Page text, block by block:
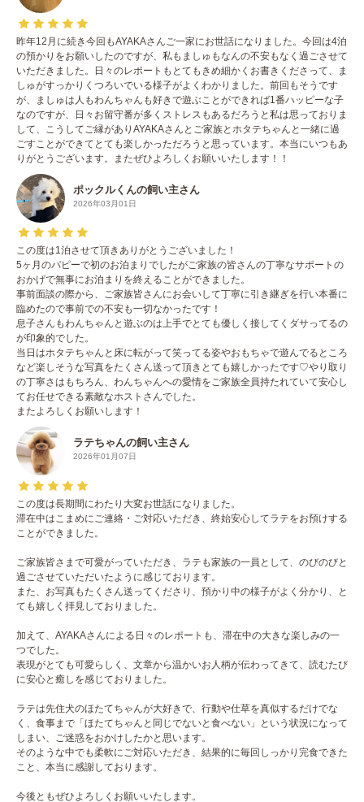
昨年12月に続き今回もAYAKAさんご一家にお世話になりました。今回は4泊
の預かりをお願いしたのですが、私もましゅもなんの不安もなく過ごさせて
いただきました。日々のレポートもとてもきめ細かくお書きくださって、ま
しゅがすっかりくつろいでいる様子がよくわかりました。前回もそうです
が、ましゅは人もわんちゃんも好きで遊ぶことができれば1番ハッピーな子
なのですが、日々お留守番が多くストレスもあるだろうと私は思っておりま
して、こうしてご縁がありAYAKAさんとご家族とホタテちゃんと一緒に過
ごすことができてとても楽しかっただろうと思っています。本当にいつもあ
りがとうございます。またぜひよろしくお願いいたします！！
ポックルくんの飼い主さん
2026年03月01日
この度は1泊させて頂きありがとうございました！
5ヶ月のパピーで初のお泊まりでしたがご家族の皆さんの丁寧なサポートの
おかげで無事にお泊まりを終えることができました。
事前面談の際から、ご家族皆さんにお会いして丁寧に引き継ぎを行い本番に
臨めたので事前での不安も一切なかったです！
息子さんもわんちゃんと遊ぶのは上手でとても優しく接してくダサってるの
が印象的でした。
当日はホタテちゃんと床に転がって笑ってる姿やおもちゃで遊んでるところ
など楽しそうな写真をたくさん送って頂きとても嬉しかったです♡やり取り
の丁寧さはもちろん、わんちゃんへの愛情をご家族全員持たれていて安心し
てお任せできる素敵なホストさんでした。
またよろしくお願いします！
ラテちゃんの飼い主さん
2026年01月07日
この度は長期間にわたり大変お世話になりました。
滞在中はこまめにご連絡・ご対応いただき、終始安心してラテをお預けする
ことができました。
ご家族皆さまで可愛がっていただき、ラテも家族の一員として、のびのびと
過ごさせていただいたように感じております。
また、お写真もたくさん送ってくださり、預かり中の様子がよく分かり、と
ても嬉しく拝見しておりました。
加えて、AYAKAさんによる日々のレポートも、滞在中の大きな楽しみの一
つでした。
表現がとても可愛らしく、文章から温かいお人柄が伝わってきて、読むたび
に安心と癒しを感じておりました。
ラテは先住犬のほたてちゃんが大好きで、行動や仕草を真似するだけでな
く、食事まで「ほたてちゃんと同じでないと食べない」という状況になって
しまい、ご迷惑をおかけしたかと思います。
そのような中でも柔軟にご対応いただき、結果的に毎回しっかり完食できた
こと、本当に感謝しております。
今後ともぜひよろしくお願いいたします。